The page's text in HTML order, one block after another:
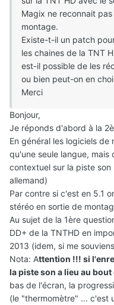
Magix ne reconnait
montage.
Existe-t-il un patch
les chaines de la TNT
est-il possible de les
ou bien peut-on en
Merci
Bonjour,
Je réponds d'abord à la
En général les logiciels
qu'une seule langue, mais
contextuel sur la piste
allemand)
Par contre si c'est en 5.1
stéréo en sortie de
Au sujet de la 1ère
DD+ de la TNTHD en
2013 (idem, si me
Nota: Attention !!! si
la piste son a lieu au
bas de l'écran, la
(le "thermomètre" ... c'est